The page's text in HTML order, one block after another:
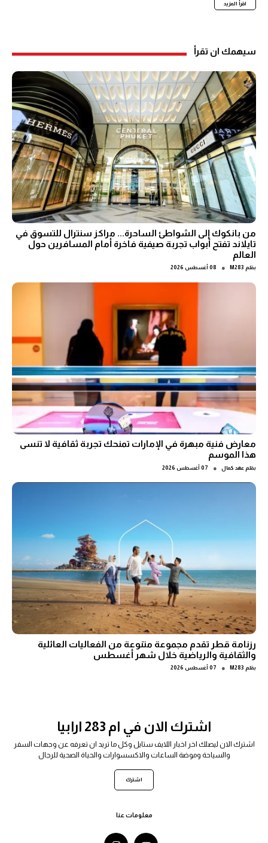
اقرأ المزيد
سيهمك ان تقرأ
من بانكوك إلى الشواطئ الساحرة... مراكز سنترال للتسوق في
تايلاند تفتح أبواب تجربة صيفية فاخرة أمام المسافرين حول
العالم
بقلم M283
● 08 أغسطس 2026
معارض فنية مبهرة في الإمارات تمنحك تجربة ثقافية لا تنسى
هذا الموسم
بقلم عهد كمال ● 07 أغسطس 2026
رزنامة قطر تقدم مجموعة متنوعة من الفعاليات العائلية
والثقافية والرياضية خلال شهر أغسطس
بقلم M283
● 07 أغسطس 2026
اشترك الان في ام 283 ارابيا
اشترك الان ليصلك اخر اخبار اللايف ستايل وكل ما تريد ان تعرفه عن وجهات السفر
والسياحة وموضة الساعات والاكسسوارات والحياة الصحية للرجال
اشترك
معلومات عنا